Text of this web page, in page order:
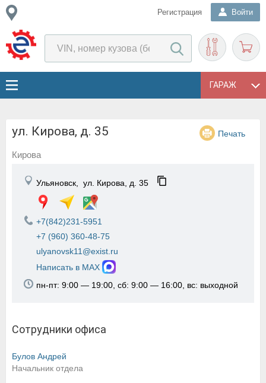
Регистрация Войти
ГАРАЖ
ул. Кирова, д. 35 Печать
Кирова
Ульяновск, ул. Кирова, д. 35
+7(842)231-5951
+7 (960) 360-48-75
ulyanovsk11@exist.ru
Написать в MAX
пн-пт: 9:00 — 19:00, сб: 9:00 — 16:00, вс: выходной
Сотрудники офиса
Булов Андрей
Начальник отдела